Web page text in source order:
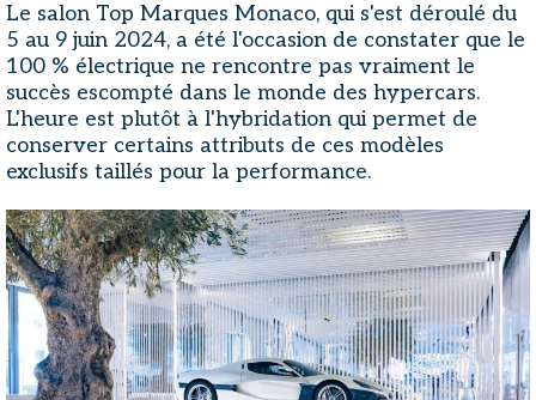
Le salon Top Marques Monaco, qui s'est déroulé du
5 au 9 juin 2024, a été l'occasion de constater que le
100 % électrique ne rencontre pas vraiment le
succès escompté dans le monde des hypercars.
L'heure est plutôt à l'hybridation qui permet de
conserver certains attributs de ces modèles
exclusifs taillés pour la performance.